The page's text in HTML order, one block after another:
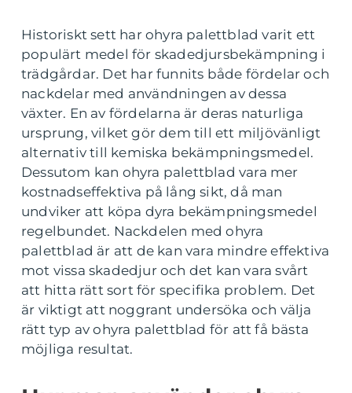
Historiskt sett har ohyra palettblad varit ett
populärt medel för skadedjursbekämpning i
trädgårdar. Det har funnits både fördelar och
nackdelar med användningen av dessa
växter. En av fördelarna är deras naturliga
ursprung, vilket gör dem till ett miljövänligt
alternativ till kemiska bekämpningsmedel.
Dessutom kan ohyra palettblad vara mer
kostnadseffektiva på lång sikt, då man
undviker att köpa dyra bekämpningsmedel
regelbundet. Nackdelen med ohyra
palettblad är att de kan vara mindre effektiva
mot vissa skadedjur och det kan vara svårt
att hitta rätt sort för specifika problem. Det
är viktigt att noggrant undersöka och välja
rätt typ av ohyra palettblad för att få bästa
möjliga resultat.